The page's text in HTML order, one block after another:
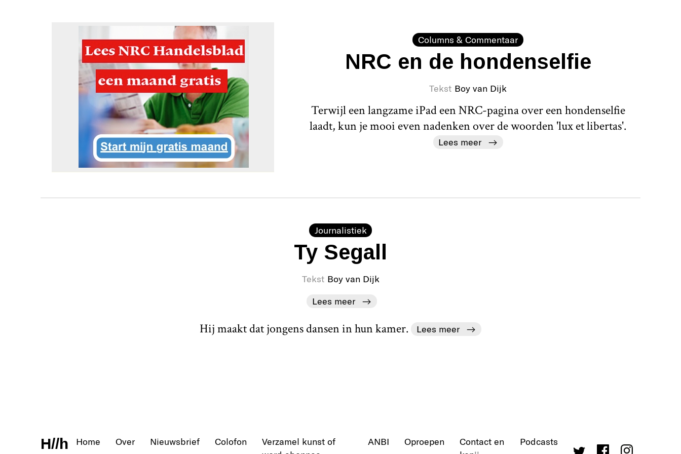
Columns & Commentaar
NRC en de hondenselfie
Tekst Boy van Dijk
Terwijl een langzame iPad een NRC-pagina over een hondenselfie
laadt, kun je mooi even nadenken over de woorden 'lux et libertas'.
Lees meer
Journalistiek
Ty Segall
Tekst Boy van Dijk
Lees meer
Hij maakt dat jongens dansen in hun kamer. Lees meer
H//h Home Over Nieuwsbrief Colofon
Verzamel kunst of
ANBI Oproepen
Contact en
Podcasts